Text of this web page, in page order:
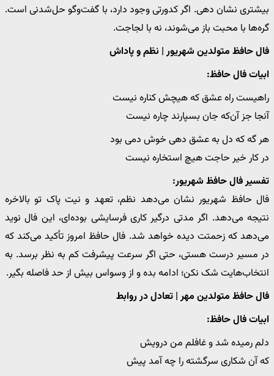
بیشتری نشان دهی. اگر کدورتی وجود دارد، با گفت‌وگو حل‌شدنی است.
گره‌ها با محبت باز می‌شوند، نه با لجاجت.
فال حافظ متولدین شهریور | نظم و پاداش
ابیات فال حافظ:
راهیست راه عشق که هیچش کناره نیست
آنجا جز آن‌که جان بسپارند چاره نیست
هر گه که دل به عشق دهی خوش دمی بود
در کار خیر حاجت هیچ استخاره نیست
تفسیر فال حافظ شهریور:
فال حافظ شهریور نشان می‌دهد نظم، تعهد و نیت پاک تو بالاخره
نتیجه می‌دهد. اگر مدتی درگیر کاری فرسایشی بوده‌ای، این فال نوید
می‌دهد که زحمتت دیده خواهد شد. فال حافظ امروز تأکید می‌کند که
در مسیر درست هستی، حتی اگر سرعت پیشرفت کم به نظر برسد. به
انتخاب‌هایت شک نکن؛ ادامه بده و از وسواس بیش از حد فاصله بگیر.
فال حافظ متولدین مهر | تعادل در روابط
ابیات فال حافظ:
دلم رمیده شد و غافلم من درویش
که آن شکاری سرگشته را چه آمد پیش